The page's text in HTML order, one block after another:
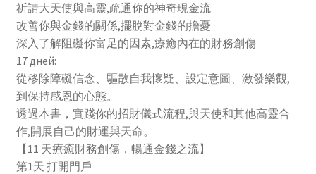
鐵
(Angel
Wealth
Magic:
Simple
Steps
to
Hire
the
祈請大天使與高靈,疏通你的神奇現金流
改善你與金錢的關係,擺脫對金錢的擔憂
深入了解阻礙你富足的因素,療癒內在的財務創傷
17 дней:
從移除障礙信念、驅散自我懷疑、設定意圖、激發樂觀,
到保持感恩的心態。
透過本書，實踐你的招財儀式流程,與天使和其他高靈合
作,開展自己的財運與天命。
【11 天療癒財務創傷，暢通金錢之流】
第1天 打開門戶